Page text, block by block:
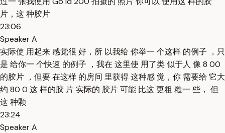
片，这 种胶片
23:06
Speaker A
实际使 用起来 感觉很 好，所 以我给 你举一 个这样 的例子 ，只
是 给你一 个快速 的例子 ，我在 这里使 用了类 似于人 像 8 00
的胶片 ，但要 在这样 的房间 里获得 这种感 觉，你 需要给 它大
约 80 0 这 样的胶 片 实际的 胶片 可能 比这 更粗 糙一 些， 但
这 种颗
23:24
Speaker A